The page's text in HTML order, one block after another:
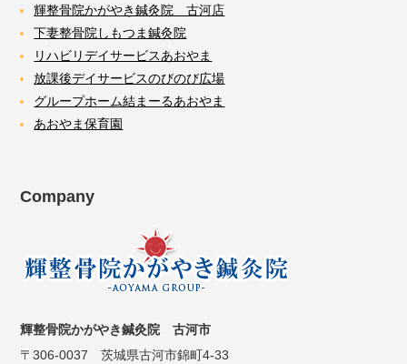
輝整骨院かがやき鍼灸院 古河店
下妻整骨院しもつま鍼灸院
リハビリデイサービスあおやま
放課後デイサービスのびのび広場
グループホーム結まーるあおやま
あおやま保育園
Company
輝整骨院かがやき鍼灸院 古河市
〒306-0037 茨城県古河市錦町4-33